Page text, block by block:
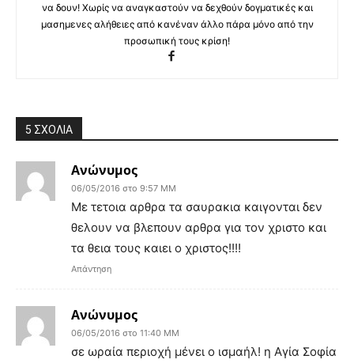
να δουν! Χωρίς να αναγκαστούν να δεχθούν δογματικές και
μασημενες αλήθειες από κανέναν άλλο πάρα μόνο από την
προσωπική τους κρίση!
5 ΣΧΟΛΙΑ
Ανώνυμος
06/05/2016 στο 9:57 ΜΜ
Με τετοια αρθρα τα σαυρακια καιγονται δεν
θελουν να βλεπουν αρθρα για τον χριστο και
τα θεια τους καιει ο χριστος!!!!
Απάντηση
Ανώνυμος
06/05/2016 στο 11:40 ΜΜ
σε ωραία περιοχή μένει ο ισμαήλ! η Αγία Σοφία